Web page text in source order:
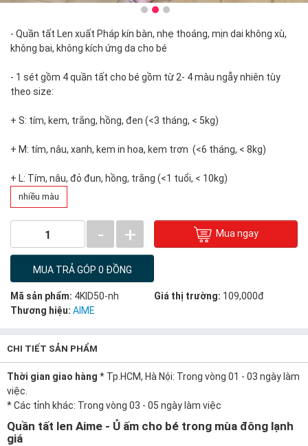
- Quần tất Len xuất Pháp kín bàn, nhẹ thoáng, mịn dai không xù,
không bai, không kích ứng da cho bé
- 1 sét gồm 4 quần tất cho bé gồm từ 2- 4 màu ngẫy nhiên tùy
theo size:
+ S: tím, kem, trắng, hồng, đen (<3 tháng, < 5kg)
+ M: tím, nâu, xanh, kem in hoa, kem trơn (<6 tháng, < 8kg)
+ L: Tím, nâu, đỏ đun, hồng, trắng (<1 tuổi, < 10kg)
nhiều màu
1 - + Mua ngay
MUA TRẢ GÓP 0 ĐỒNG
Mã sản phẩm: 4KID50-nh Giá thị trường: 109,000đ
Thương hiệu: AIME
CHI TIẾT SẢN PHẨM
Thời gian giao hàng * Tp.HCM, Hà Nội: Trong vòng 01 - 03 ngày làm
việc.
* Các tỉnh khác: Trong vòng 03 - 05 ngày làm việc
Quần tất len Aime - Ủ ấm cho bé trong mùa đông lạnh
giá